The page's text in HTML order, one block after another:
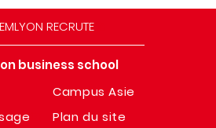
EMLYON RECRUTE
business school
Campus Asie
Plan du site